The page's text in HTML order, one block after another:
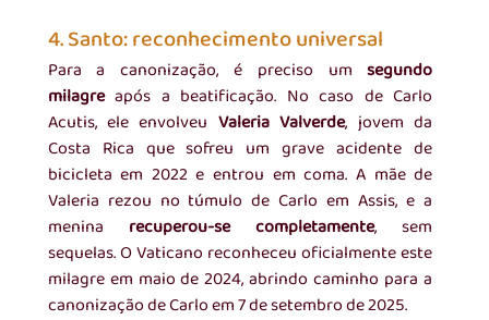
4. Santo: reconhecimento universal
Para a canonização, é preciso um segundo
milagre após a beatificação. No caso de Carlo
Acutis, ele envolveu Valeria Valverde, jovem da
Costa Rica que sofreu um grave acidente de
bicicleta em 2022 e entrou em coma. A mãe de
Valeria rezou no túmulo de Carlo em Assis, e a
menina recuperou-se completamente, sem
sequelas. O Vaticano reconheceu oficialmente este
milagre em maio de 2024, abrindo caminho para a
canonização de Carlo em 7 de setembro de 2025.